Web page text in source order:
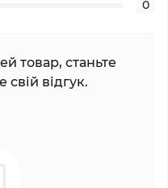
0
товар, станьте
відгук.